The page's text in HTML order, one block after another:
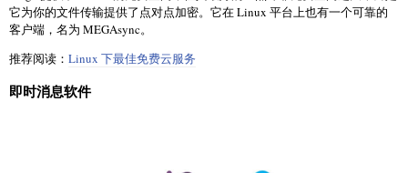
它为你的文件传输提供了点对点加密。它在 Linux 平台上也有一个可靠的
客户端，名为 MEGAsync。
推荐阅读： Linux 下最佳免费云服务
即时消息软件